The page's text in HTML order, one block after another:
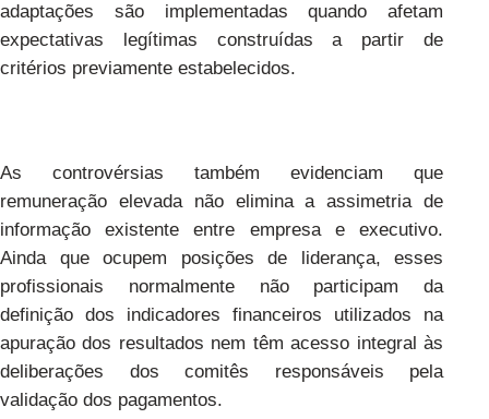
adaptações são implementadas quando afetam
expectativas legítimas construídas a partir de
critérios previamente estabelecidos.
As controvérsias também evidenciam que
remuneração elevada não elimina a assimetria de
informação existente entre empresa e executivo.
Ainda que ocupem posições de liderança, esses
profissionais normalmente não participam da
definição dos indicadores financeiros utilizados na
apuração dos resultados nem têm acesso integral às
deliberações dos comitês responsáveis pela
validação dos pagamentos.